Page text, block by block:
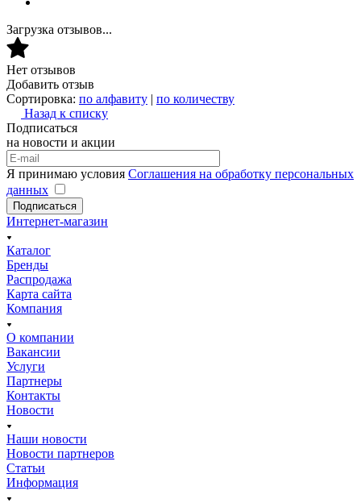
Загрузка отзывов...
Нет отзывов
Добавить отзыв
Сортировка: по алфавиту | по количеству
Назад к списку
Подписаться
на новости и акции
Я принимаю условия Соглашения на обработку персональных
данных
Подписаться
Интернет-магазин
Каталог
Бренды
Распродажа
Карта сайта
Компания
О компании
Вакансии
Услуги
Партнеры
Контакты
Новости
Наши новости
Новости партнеров
Статьи
Информация